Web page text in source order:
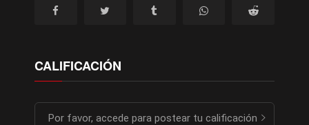
CALIFICACIÓN
Por favor, accede para postear tu calificación